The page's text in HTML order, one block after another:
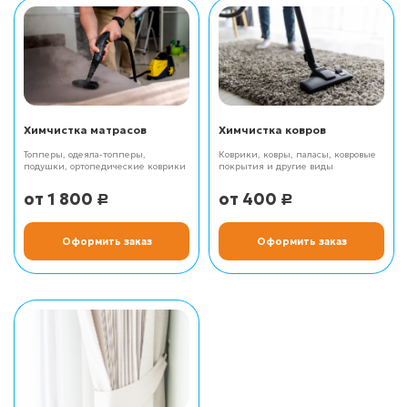
Химчистка матрасов
Топперы, одеяла-топперы,
подушки, ортопедические коврики
1 800 Р
Оформить заказ
Химчистка ковров
Коврики, ковры, паласы, ковровые
покрытия и другие виды
400 Р
Оформить заказ